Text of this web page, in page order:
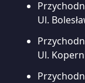
Ul.
Ul.